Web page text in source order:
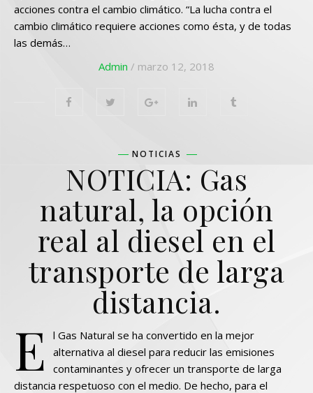
acciones contra el cambio climático. “La lucha contra el
cambio climático requiere acciones como ésta, y de todas
las demás…
Admin / marzo 12, 2018
NOTICIAS
NOTICIA: Gas
natural, la opción
real al diesel en el
transporte de larga
distancia.
E
l Gas Natural se ha convertido en la mejor
alternativa al diesel para reducir las emisiones
contaminantes y ofrecer un transporte de larga
distancia respetuoso con el medio. De hecho, para el